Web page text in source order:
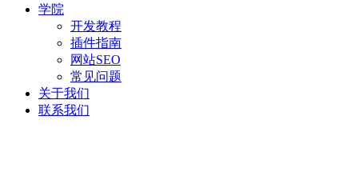
学院
开发教程
插件指南
网站SEO
常见问题
关于我们
联系我们